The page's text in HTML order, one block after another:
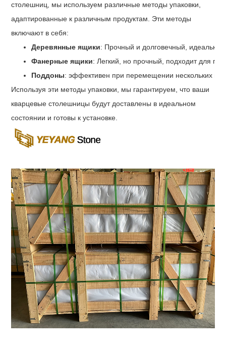
столешниц, мы используем различные методы упаковки,
адаптированные к различным продуктам. Эти методы
включают в себя:
Деревянные ящики: Прочный и долговечный, идеально
Фанерные ящики: Легкий, но прочный, подходит для
Поддоны: эффективен при перемещении нескольких
Используя эти методы упаковки, мы гарантируем, что ваши
кварцевые столешницы будут доставлены в идеальном
состоянии и готовы к установке.